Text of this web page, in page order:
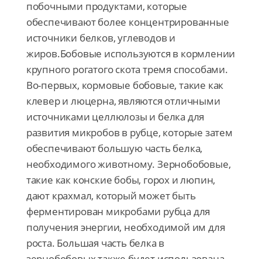
побочными продуктами, которые
обеспечивают более концентрированные
источники белков, углеводов и
жиров.Бобовые используются в кормлении
крупного рогатого скота тремя способами.
Во-первых, кормовые бобовые, такие как
клевер и люцерна, являются отличными
источниками целлюлозы и белка для
развития микробов в рубце, которые затем
обеспечивают большую часть белка,
необходимого животному. Зернобобовые,
такие как конские бобы, горох и люпин,
дают крахмал, который может быть
ферментирован микробами рубца для
получения энергии, необходимой им для
роста. Большая часть белка в